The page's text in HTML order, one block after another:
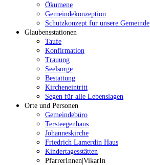
Ökumene
Gemeindekonzeption
Schutzkonzept für unsere Gemeinde
Glaubensstationen
Taufe
Konfirmation
Trauung
Seelsorge
Bestattung
Kircheneintritt
Segen für alle Lebenslagen
Orte und Personen
Gemeindebüro
Tersteegenhaus
Johanneskirche
Friedrich Lamerdin Haus
Kindertagesstätten
PfarrerInnen|VikarIn